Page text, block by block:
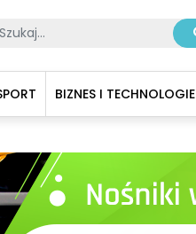
BIZNES I TECHNOLOGIE